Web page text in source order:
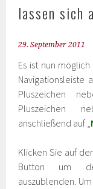
lassen sich
29. September 2011
Es ist nun
Navigationsleiste
Pluszeichen
Pluszeichen
anschließend auf „
Klicken Sie auf
Button um
auszublenden.